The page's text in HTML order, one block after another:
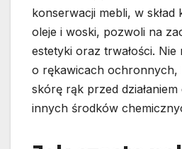
konserwacji mebli, w
oleje i woski, pozwoli na
estetyki oraz trwałości.
o rękawicach ochronnych,
skórę rąk przed
innych środków